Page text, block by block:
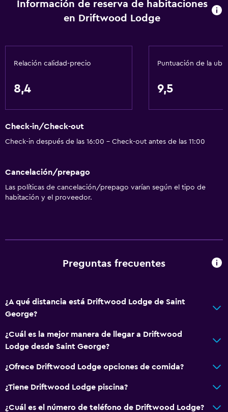
Gel de ducha
Aire acondicionado
Ducha adaptada para silla de ruedas
Hipoalergénico
Para no fumadores
Almohada sin plumas
Tina de baño
Aseo
Baño privado
Ducha italiana
Información de reserva de habitaciones
en Driftwood Lodge
Relación calidad-precio
8,4
Puntuación de la
9,5
Check-in/Check-out
Check-in después de las 16:00 - Check-out antes de las 11:00
Cancelación/prepago
Las políticas de cancelación/prepago varían según el tipo de
habitación y el proveedor.
Preguntas frecuentes
¿A qué distancia está Driftwood Lodge de Saint
George?
¿Cuál es la mejor manera de llegar a Driftwood
Lodge desde Saint George?
¿Ofrece Driftwood Lodge opciones de comida?
¿Tiene Driftwood Lodge piscina?
¿Cuál es el número de teléfono de Driftwood Lodge?